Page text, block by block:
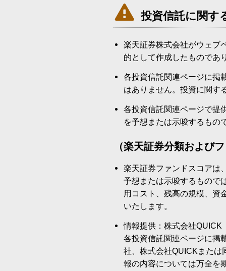
 投資信託に関す
楽天証券株式会社がウェブ
的として作成したものであ
各投資信託関連ページに掲
はありません。投資に関す
各投資信託関連ページで提
を予想または示唆するもの
（楽天証券分類および
楽天証券ファンドスコアは
予想または示唆するもので
用コスト、残高の規模、資
いたします。
情報提供：株式会社QUICK
各投資信託関連ページに掲
社、株式会社QUICKまたは
報の内容については万全を